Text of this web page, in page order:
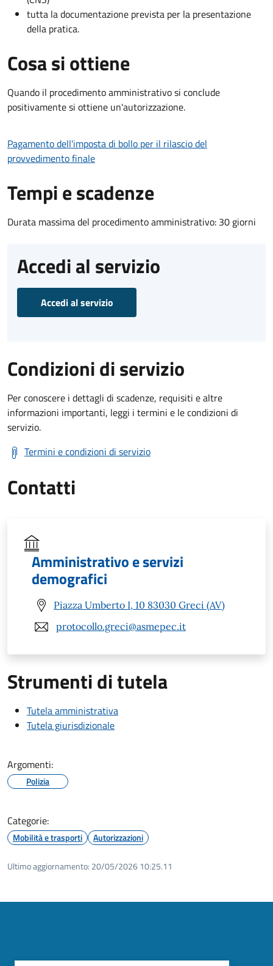
tutta la documentazione prevista per la presentazione
della pratica.
Cosa si ottiene
Quando il procedimento amministrativo si conclude
positivamente si ottiene un'autorizzazione.
Pagamento dell'imposta di bollo per il rilascio del
provvedimento finale
Tempi e scadenze
Durata massima del procedimento amministrativo: 30 giorni
Accedi al servizio
Accedi al servizio
Condizioni di servizio
Per conoscere i dettagli di scadenze, requisiti e altre
informazioni importanti, leggi i termini e le condizioni di
servizio.
Termini e condizioni di servizio
Contatti
Amministrativo e servizi
demografici
Piazza Umberto I, 10 83030 Greci (AV)
protocollo.greci@asmepec.it
Strumenti di tutela
Tutela amministrativa
Tutela giurisdizionale
Argomenti:
Polizia
Categorie:
Mobilità e trasporti Autorizzazioni
Ultimo aggiornamento: 20/05/2026 10:25.11